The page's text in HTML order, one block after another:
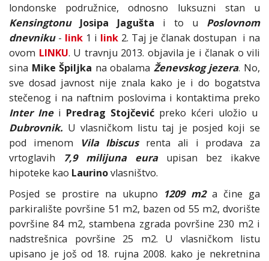
londonske podružnice, odnosno luksuzni stan u
Kensingtonu
Josipa Jagušta i to u Poslovnom
dnevniku - link 1 i link 2. Taj je članak dostupan i na
ovom LINKU. U travnju 2013. objavila je i članak o vili
sina Mike Špiljka na obalama Ženevskog jezera. No,
sve dosad javnost nije znala kako je i do bogatstva
stečenog i na naftnim poslovima i kontaktima preko
Inter Inei Predrag Stojčević preko kćeri uložio u
Dubrovnik. U vlasničkom listu taj je posjed koji se
pod imenom
Vila Ibiscus renta ali i prodava za
vrtoglavih 7,9 milijuna euraupisan bez ikakve
hipoteke kao Laurinovlasništvo.
Posjed se prostire na ukupno 1209 m2a čine ga
parkiralište površine 51 m2, bazen od 55 m2, dvorište
površine 84 m2, stambena zgrada površine 230 m2 i
nadstrešnica površine 25 m2. U vlasničkom listu
upisano je još od 18. rujna 2008. kako je nekretnina